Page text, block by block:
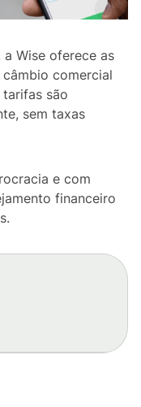
Wise oferece as
comercial
são
sem taxas
e com
financeiro